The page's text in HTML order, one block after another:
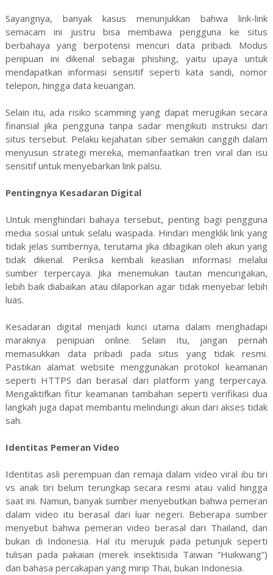
Sayangnya, banyak kasus menunjukkan bahwa link-link
semacam ini justru bisa membawa pengguna ke situs
berbahaya yang berpotensi mencuri data pribadi. Modus
penipuan ini dikenal sebagai phishing, yaitu upaya untuk
mendapatkan informasi sensitif seperti kata sandi, nomor
telepon, hingga data keuangan.
Selain itu, ada risiko scamming yang dapat merugikan secara
finansial jika pengguna tanpa sadar mengikuti instruksi dari
situs tersebut. Pelaku kejahatan siber semakin canggih dalam
menyusun strategi mereka, memanfaatkan tren viral dan isu
sensitif untuk menyebarkan link palsu.
Pentingnya Kesadaran Digital
Untuk menghindari bahaya tersebut, penting bagi pengguna
media sosial untuk selalu waspada. Hindari mengklik link yang
tidak jelas sumbernya, terutama jika dibagikan oleh akun yang
tidak dikenal. Periksa kembali keaslian informasi melalui
sumber terpercaya. Jika menemukan tautan mencurigakan,
lebih baik diabaikan atau dilaporkan agar tidak menyebar lebih
luas.
Kesadaran digital menjadi kunci utama dalam menghadapi
maraknya penipuan online. Selain itu, jangan pernah
memasukkan data pribadi pada situs yang tidak resmi.
Pastikan alamat website menggunakan protokol keamanan
seperti HTTPS dan berasal dari platform yang terpercaya.
Mengaktifkan fitur keamanan tambahan seperti verifikasi dua
langkah juga dapat membantu melindungi akun dari akses tidak
sah.
Identitas Pemeran Video
Identitas asli perempuan dan remaja dalam video viral ibu tiri
vs anak tiri belum terungkap secara resmi atau valid hingga
saat ini. Namun, banyak sumber menyebutkan bahwa pemeran
dalam video itu berasal dari luar negeri. Beberapa sumber
menyebut bahwa pemeran video berasal dari Thailand, dan
bukan di Indonesia. Hal itu merujuk pada petunjuk seperti
tulisan pada pakaian (merek insektisida Taiwan “Huikwang”)
dan bahasa percakapan yang mirip Thai, bukan Indonesia.